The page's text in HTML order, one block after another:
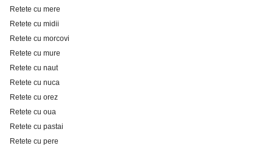
Retete cu mere
Retete cu midii
Retete cu morcovi
Retete cu mure
Retete cu naut
Retete cu nuca
Retete cu orez
Retete cu oua
Retete cu pastai
Retete cu pere